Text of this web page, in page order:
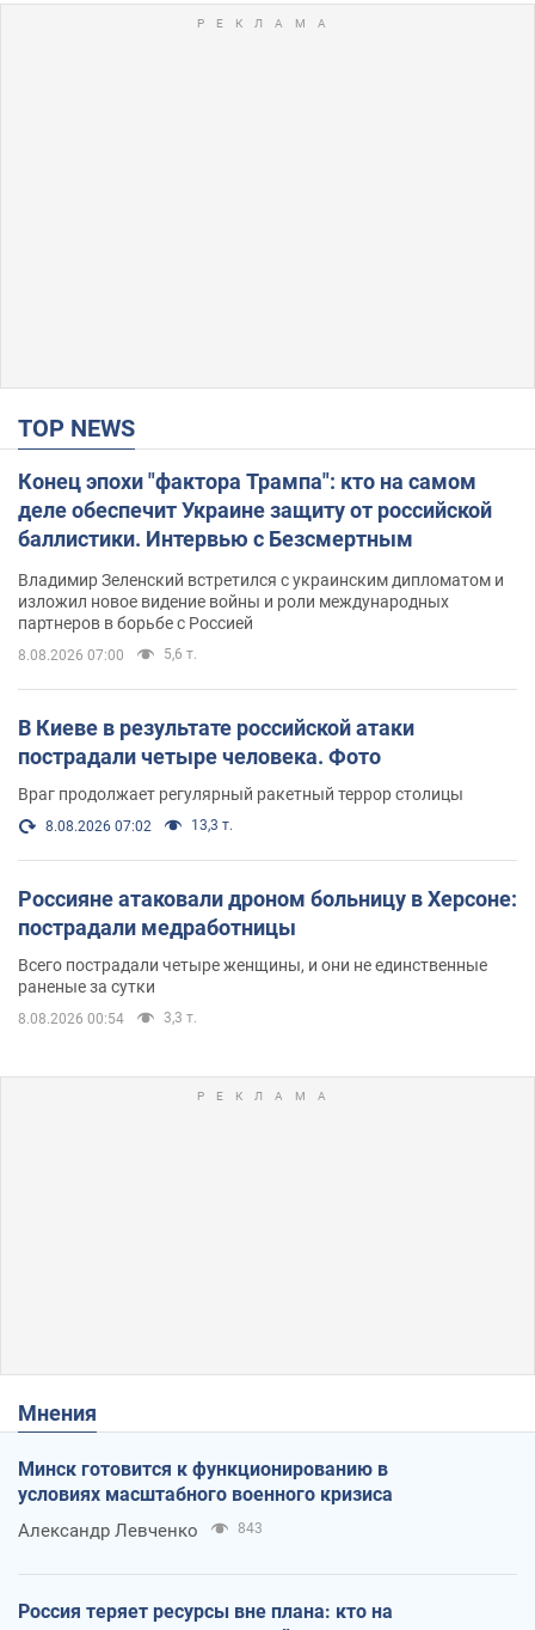
TOP NEWS
Конец эпохи "фактора Трампа": кто на самом
деле обеспечит Украине защиту от российской
баллистики. Интервью с Безсмертным
Владимир Зеленский встретился с украинским дипломатом и
изложил новое видение войны и роли международных
партнеров в борьбе с Россией
8.08.2026 07:00 5,6 т.
В Киеве в результате российской атаки
пострадали четыре человека. Фото
Враг продолжает регулярный ракетный террор столицы
8.08.2026 07:02 13,3 т.
Россияне атаковали дроном больницу в Херсоне:
пострадали медработницы
Всего пострадали четыре женщины, и они не единственные
раненые за сутки
8.08.2026 00:54 3,3 т.
Мнения
Минск готовится к функционированию в
условиях масштабного военного кризиса
Александр Левченко 843
Россия теряет ресурсы вне плана: кто на